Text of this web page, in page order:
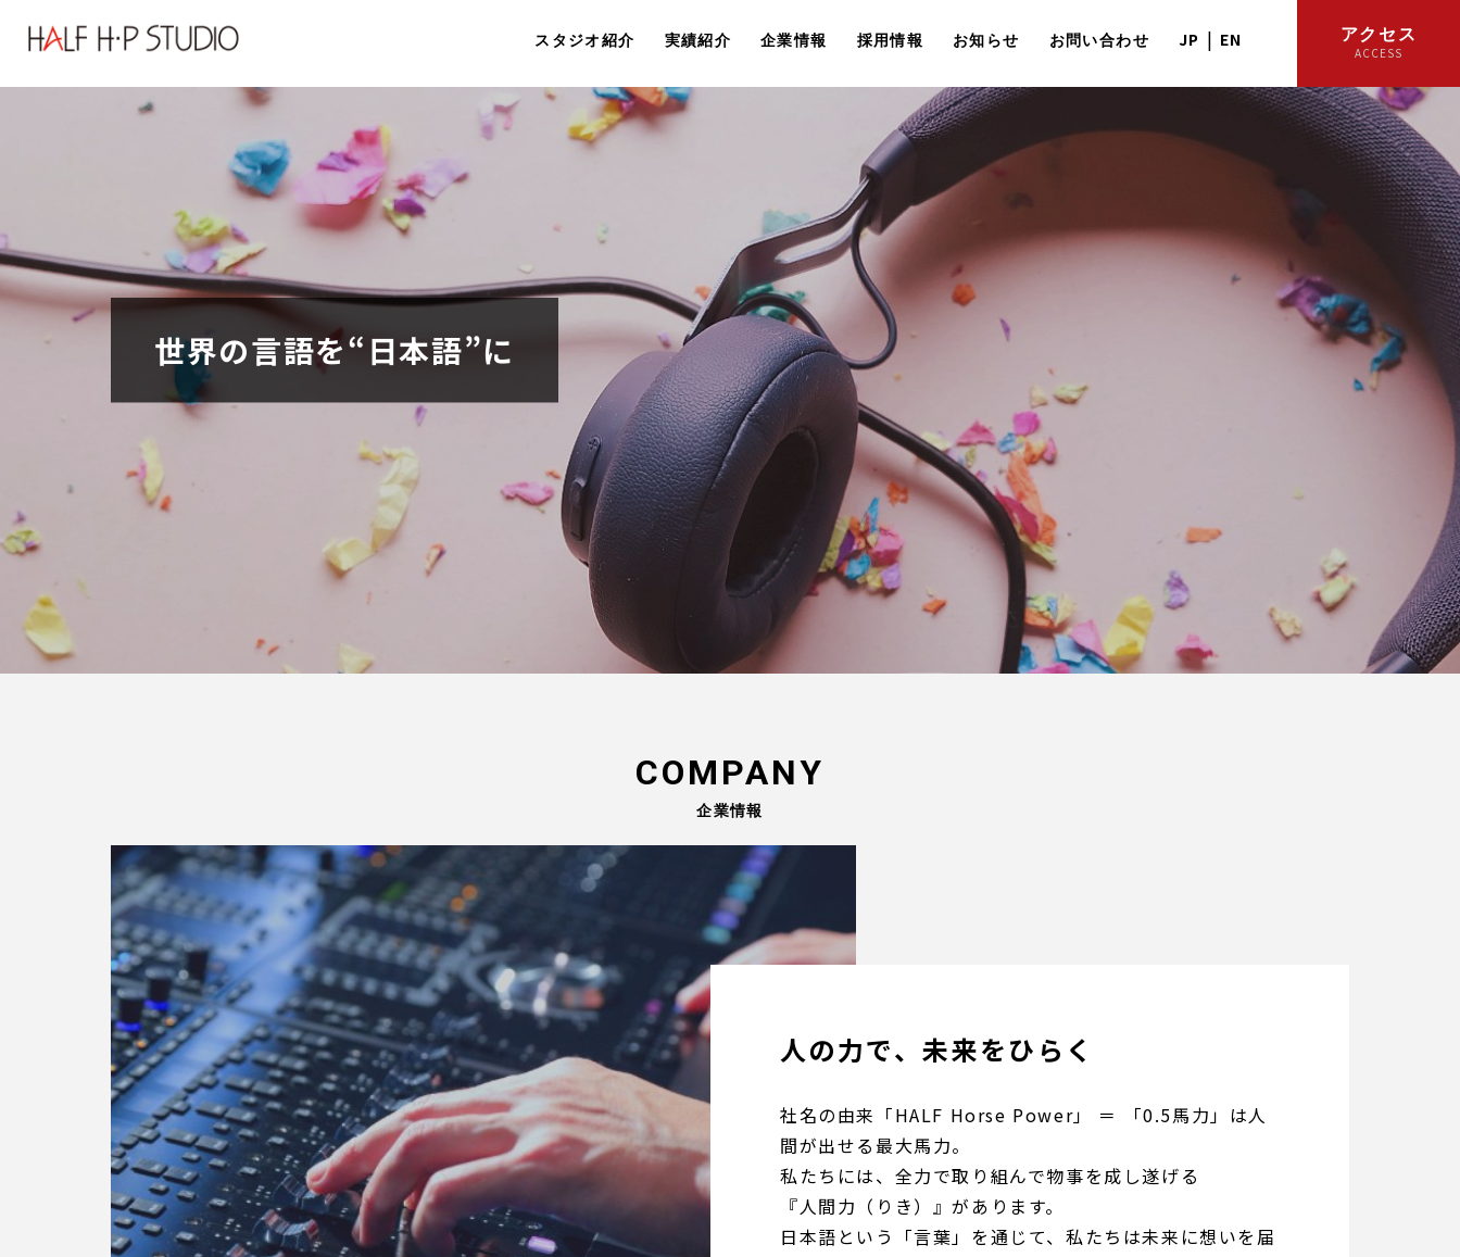
スタジオ紹介 実績紹介 企業情報 採用情報 お知らせ お問い合わせ JP | EN アクセス
ACCESS
世界の言語を“日本語”に
COMPANY
企業情報
人の力で、未来をひらく
社名の由来「HALF Horse Power」 ＝ 「0.5馬力」は人
間が出せる最大馬力。
私たちには、全力で取り組んで物事を成し遂げる
『人間力（りき）』があります。
日本語という「言葉」を通じて、私たちは未来に想いを届